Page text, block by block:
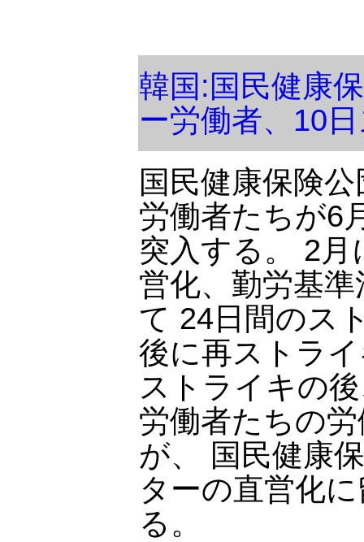
韓国:国民健康
ー労働者、10
国民健康保険
労働者たちが6
突入する。 2
営化、勤労基
て 24日間のス
後に再ストラ
ストライキの
労働者たちの
が、 国民健康
ターの直営化
る。